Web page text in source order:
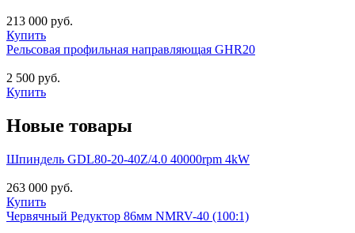
213 000 руб.
Купить
Рельсовая профильная направляющая GHR20
2 500 руб.
Купить
Новые товары
Шпиндель GDL80-20-40Z/4.0 40000rpm 4kW
263 000 руб.
Купить
Червячный Редуктор 86мм NMRV-40 (100:1)